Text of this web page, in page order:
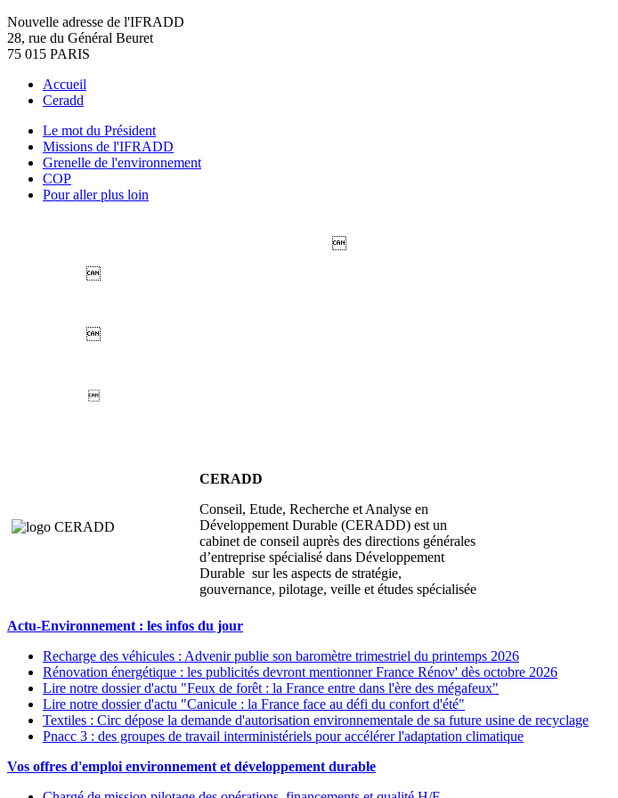
Nouvelle adresse de l'IFRADD
28, rue du Général Beuret
75 015 PARIS
Accueil
Ceradd
Le mot du Président
Missions de l'IFRADD
Grenelle de l'environnement
COP
Pour aller plus loin




CERADD
Conseil, Etude, Recherche et Analyse en
Développement Durable (CERADD) est un
cabinet de conseil auprès des directions générales
d’entreprise spécialisé dans Développement
Durable sur les aspects de stratégie,
gouvernance, pilotage, veille et études spécialisée
Actu-Environnement : les infos du jour
Recharge des véhicules : Advenir publie son baromètre trimestriel du printemps 2026
Rénovation énergétique : les publicités devront mentionner France Rénov' dès octobre 2026
Lire notre dossier d'actu "Feux de forêt : la France entre dans l'ère des mégafeux"
Lire notre dossier d'actu "Canicule : la France face au défi du confort d'été"
Textiles : Circ dépose la demande d'autorisation environnementale de sa future usine de recyclage
Pnacc 3 : des groupes de travail interministériels pour accélérer l'adaptation climatique
Vos offres d'emploi environnement et développement durable